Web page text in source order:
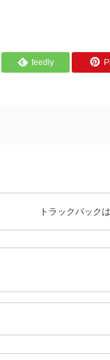
feedly
トラックバック